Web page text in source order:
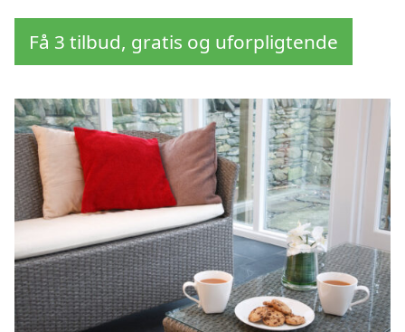
Få 3 tilbud, gratis og uforpligtende